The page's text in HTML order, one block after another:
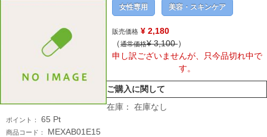
女性専用 美容・スキンケア
販売価格 ¥ 2,180
（通常価格¥3,100）
申し訳ございませんが、只今品切れ中で
す。
ご購入に関して
在庫：在庫なし
ポイント： 65 Pt
商品コード：
MEXAB01E15